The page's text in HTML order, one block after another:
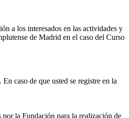
a los interesados en las actividades y
de Madrid en el caso del Curso
caso de que usted se registre en la
la Fundación para la realización de